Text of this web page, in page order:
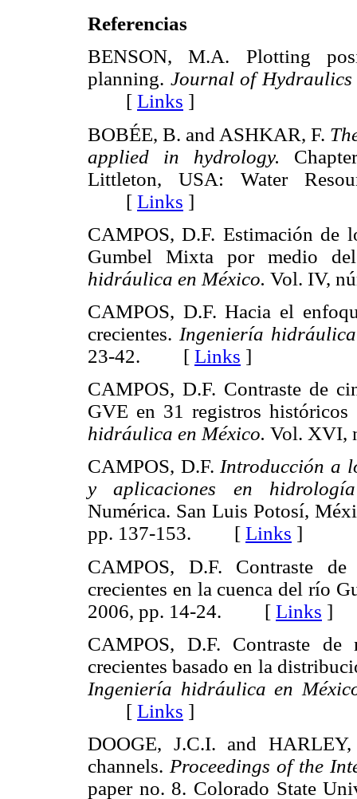
Referencias
BENSON, M.A. Plotting
planning. Journal of
[ Links ]
BOBÉE, B. and ASHKAR, F.
applied in hydrology.
Littleton, USA: Water
[ Links ]
CAMPOS, D.F. Estimación de
Gumbel Mixta por medio
hidráulica en México. Vol. IV,
CAMPOS, D.F. Hacia el
crecientes. Ingeniería
23-42. [ Links ]
CAMPOS, D.F. Contraste de
GVE en 31 registros
hidráulica en México. Vol.
CAMPOS, D.F. Introducción a
y aplicaciones en
Numérica. San Luis Potosí,
pp. 137-153. [ Links ]
CAMPOS, D.F. Contraste
crecientes en la cuenca del río
2006, pp. 14-24. [ Links ]
CAMPOS, D.F. Contraste de
crecientes basado en la
Ingeniería hidráulica en
[ Links ]
DOOGE, J.C.I. and
channels. Proceedings of the
paper no. 8. Colorado State